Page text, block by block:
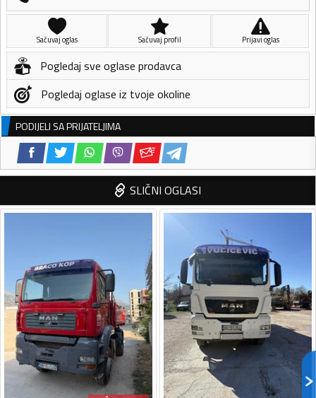
Sačuvaj oglas Sačuvaj profil Prijavi oglas
Pogledaj sve oglase prodavca
Pogledaj oglase iz tvoje okoline
PODIJELI SA PRIJATELJIMA
SLIČNI OGLASI